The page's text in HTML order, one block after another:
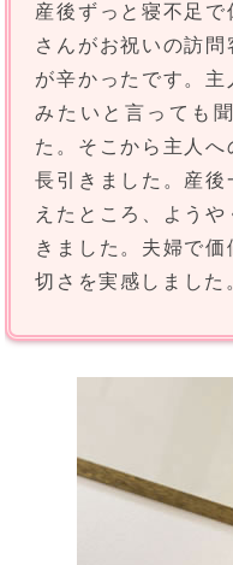
産後ずっと寝不足
さんがお祝いの訪問
が辛かったです。
みたいと言っても
た。そこから主人
長引きました。産
えたところ、よう
きました。夫婦で
切さを実感しました